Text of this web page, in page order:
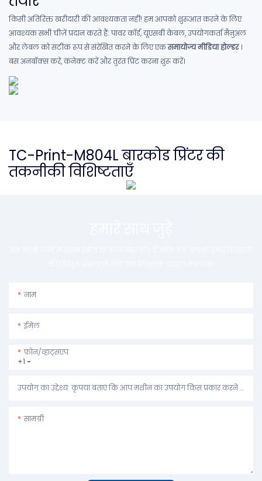
किसी अतिरिक्त खरीदारी की आवश्यकता नहीं! हम आपको शुरुआत करने के लिए
आवश्यक सभी चीज़ें प्रदान करते हैं: पावर कॉर्ड, यूएसबी केबल, उपयोगकर्ता मैनुअल
और लेबल को सटीक रूप से संरेखित करने के लिए एकसमायोज्य मीडिया होल्डर।
बस अनबॉक्स करें, कनेक्ट करें और तुरंत प्रिंट करना शुरू करें।
TC-Print-M804L बारकोड प्रिंटर की
तकनीकी विशिष्टताएँ
नाम
ईमेल
+1
फ़ोन/व्हाट्सएप
उपयोग का उद्देश्य: कृपया बताएं कि आप मशीन का उपयोग किस प्रकार करने की योजना बना रहे हैं।
सामग्री